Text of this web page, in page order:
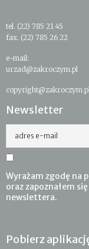
tel. (22) 785 21 45
fax. (22) 785 26 22
e-mail:
urzad@zakroczym.pl
Newsletter
adres e-mail
Wyrażam zgodę na
oraz zapoznałem
newslettera.
Pobierz